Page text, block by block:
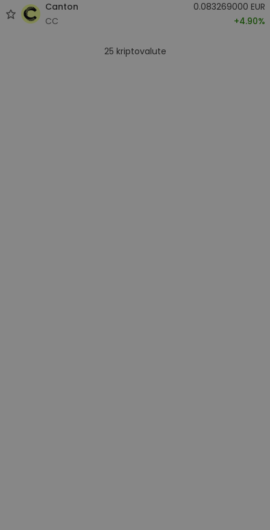
Canton
CC
0.083269000 EUR
+4.90%
25 kriptovalute